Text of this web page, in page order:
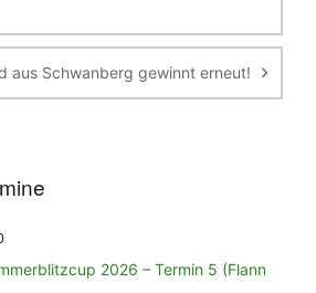
aus Schwanberg gewinnt erneut!
2026 – Termin 5 (Flann